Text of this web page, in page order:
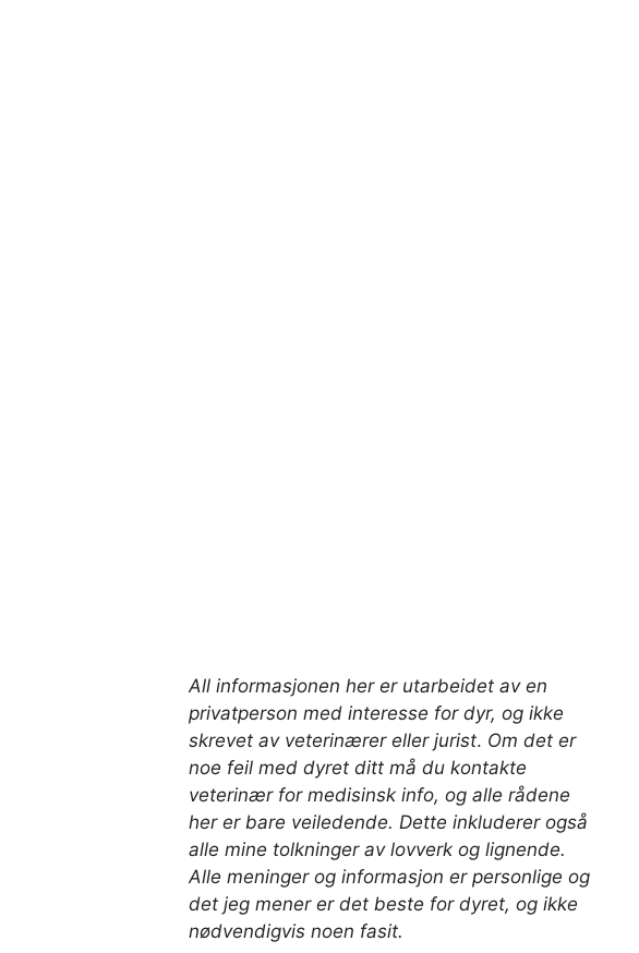
All informasjonen her er utarbeidet av en
privatperson med interesse for dyr, og ikke
skrevet av veterinærereller jurist. Om det er
noe feil med dyret ditt må du kontakte
veterinær for medisinsk info, og alle rådene
her er bare veiledende. Dette inkluderer også
alle mine tolkninger av lovverk og lignende.
Alle meninger og informasjon er personlige og
det jeg mener er det beste for dyret, og ikke
nødvendigvis noen fasit.